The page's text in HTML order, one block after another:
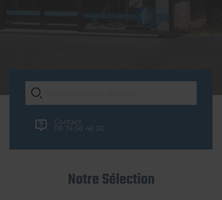
Contact
09 74 56 46 30
Notre Sélection